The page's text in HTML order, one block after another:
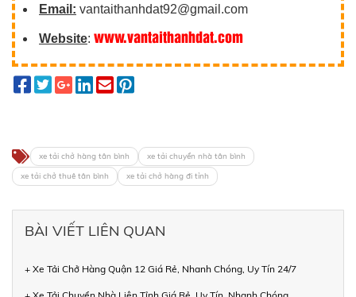
Email: vantaithanhdat92@gmail.com
Website: www.vantaithanhdat.com
xe tải chở hàng tân bình
xe tải chuyển nhà tân bình
xe tải chở thuê tân bình
xe tải chở hàng đi tỉnh
BÀI VIẾT LIÊN QUAN
+ Xe Tải Chở Hàng Quận 12 Giá Rẻ, Nhanh Chóng, Uy Tín 24/7